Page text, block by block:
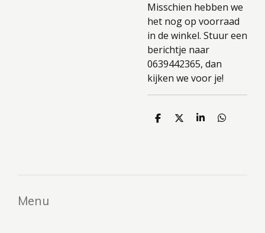
Misschien hebben we
het nog op voorraad
in de winkel. Stuur een
berichtje naar
0639442365, dan
kijken we voor je!
D
D
S
D
Menu